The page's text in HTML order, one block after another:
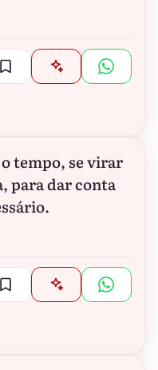
tempo, se virar
para dar conta